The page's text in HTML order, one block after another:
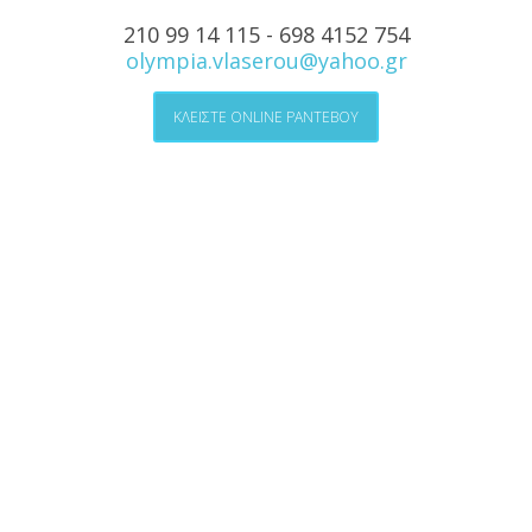
210 99 14 115 - 698 4152 754
olympia.vlaserou@yahoo.gr
ΚΛΕΙΣΤΕ ONLINE ΡΑΝΤΕΒΟΥ